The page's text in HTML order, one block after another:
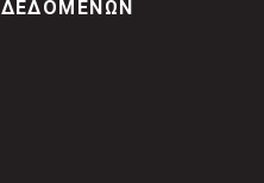
ΔΕΔΟΜΕΝΩΝ